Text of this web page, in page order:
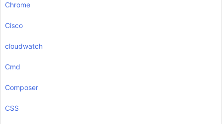
Chrome
Cisco
cloudwatch
Cmd
Composer
CSS